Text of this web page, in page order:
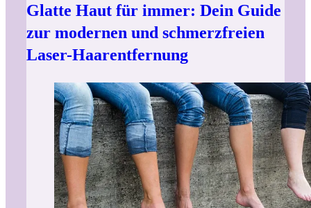
Glatte Haut für immer: Dein Guide
zur modernen und schmerzfreien
Laser-Haarentfernung